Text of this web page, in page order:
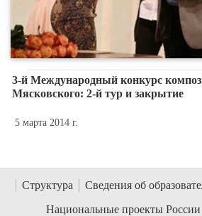
3-й Международный конкурс
Мясковского: 2-й тур и закрытие
5 марта 2014 г.
Структура
Сведения об
Национальные проекты России